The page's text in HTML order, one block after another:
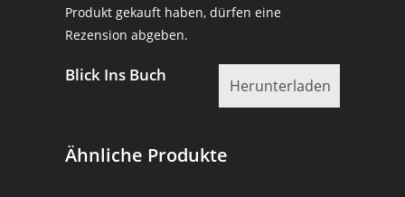
Produkt gekauft haben, dürfen eine
Rezension abgeben.
Blick Ins Buch
Herunterladen
Ähnliche Produkte